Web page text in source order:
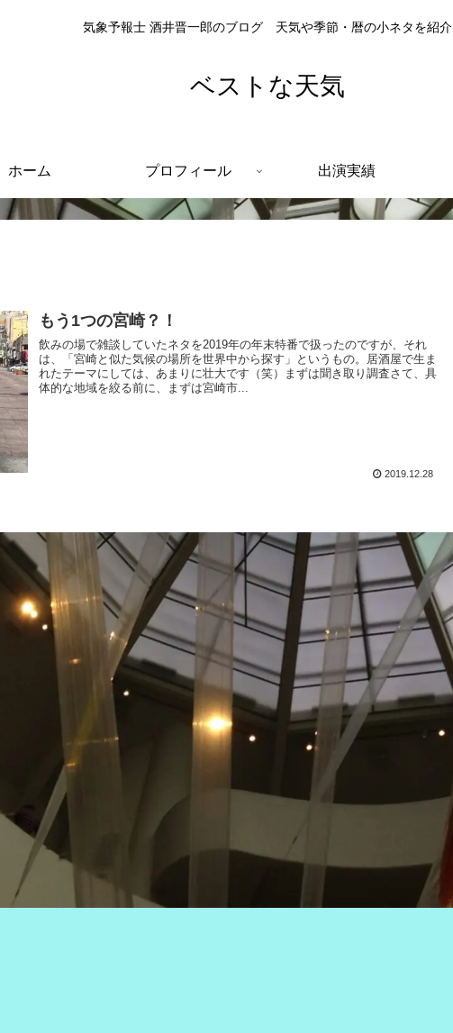
気象予報士 酒井晋一郎のブログ 天気や季節・暦の小ネタを紹介
ベストな天気
ホーム プロフィール 出演実績
もう1つの宮崎？！
飲みの場で雑談していたネタを2019年の年末特番で扱ったのですが、それ
は、「宮崎と似た気候の場所を世界中から探す」というもの。居酒屋で生ま
れたテーマにしては、あまりに壮大です（笑）まずは聞き取り調査さて、具
体的な地域を絞る前に、まずは宮崎市...
2019.12.28